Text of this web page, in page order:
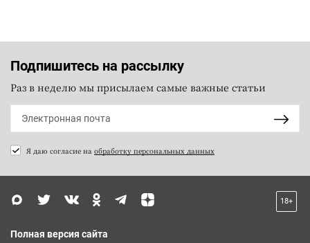
Подпишитесь на рассылку
Раз в неделю мы присылаем самые важные статьи
Я даю согласие на обработку персональных данных
18+
Полная версия сайта